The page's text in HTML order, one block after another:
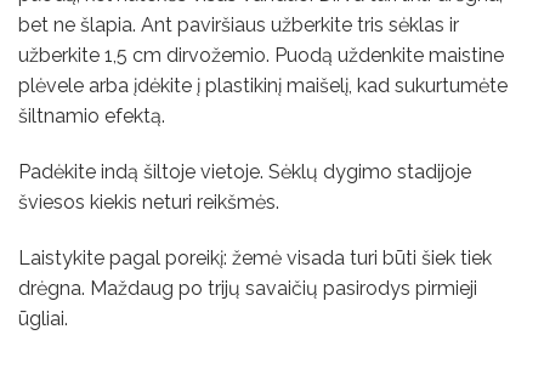
bet ne šlapia. Ant paviršiaus užberkite tris sėklas ir
užberkite 1,5 cm dirvožemio. Puodą uždenkite maistine
plėvele arba įdėkite į plastikinį maišelį, kad sukurtumėte
šiltnamio efektą.
Padėkite indą šiltoje vietoje. Sėklų dygimo stadijoje
šviesos kiekis neturi reikšmės.
Laistykite pagal poreikį: žemė visada turi būti šiek tiek
drėgna. Maždaug po trijų savaičių pasirodys pirmieji
ūgliai.